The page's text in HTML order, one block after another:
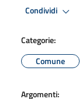
Condividi
Categorie:
Comune
Argomenti: